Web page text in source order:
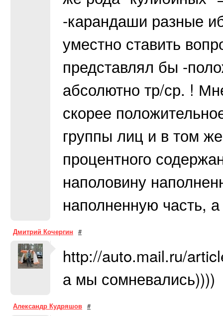
-карандаши разные
уместно ставить
представлял бы -
абсолютно тр/ср. !
скорее
группы лиц и в том
процентного
наполовину
наполненную часть,
Дмитрий Кочергин #
http://auto.mail.ru/
а мы сомневались))))
Александр Кудряшов #